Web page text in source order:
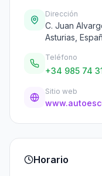
Dirección
C. Juan
Asturias,
Teléfono
+34 985 74
Sitio web
Horario